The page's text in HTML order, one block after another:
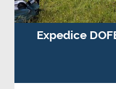
Expedice